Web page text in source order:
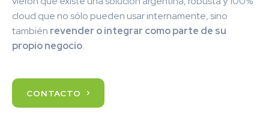
cloud que no sólo pueden usar internamente, sino
también revender o integrar como parte de su
propio negocio.
CONTACTO